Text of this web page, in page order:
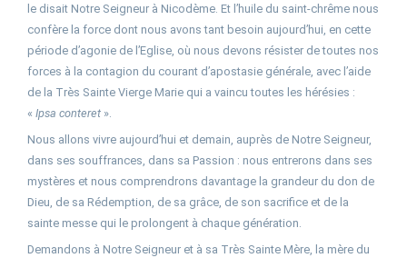
le disait Notre Seigneur à Nicodème. Et l’huile du saint-chrême nous
confère la force dont nous avons tant besoin aujourd’hui, en cette
période d’agonie de l’Eglise, où nous devons résister de toutes nos
forces à la contagion du courant d’apostasie générale, avec l’aide
de la Très Sainte Vierge Marie qui a vaincu toutes les hérésies :
« Ipsa conteret ».
Nous allons vivre aujourd’hui et demain, auprès de Notre Seigneur,
dans ses souffrances, dans sa Passion : nous entrerons dans ses
mystères et nous comprendrons davantage la grandeur du don de
Dieu, de sa Rédemption, de sa grâce, de son sacrifice et de la
sainte messe qui le prolongent à chaque génération.
Demandons à Notre Seigneur et à sa Très Sainte Mère, la mère du